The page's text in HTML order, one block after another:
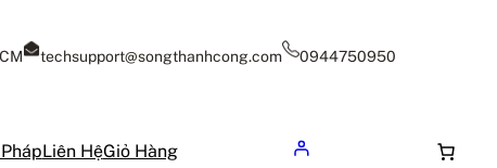
techsupport@songthanhcong.com 0944750950
Liên HệGiỏ Hàng